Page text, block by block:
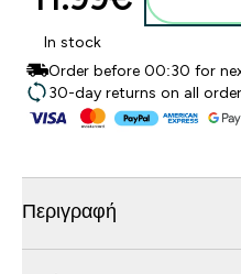
In stock
Order before 00:30 for
30-day returns on all
Περιγραφή